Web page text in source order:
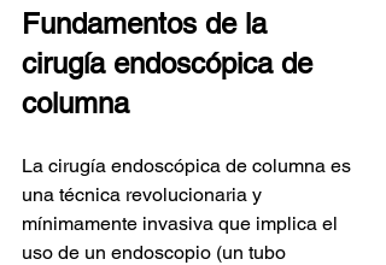
Fundamentos de la
cirugía endoscópica de
columna
La cirugía endoscópica de columna es
una técnica revolucionaria y
mínimamente invasiva que implica el
uso de un endoscopio (un tubo